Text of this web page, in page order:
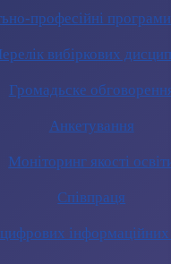
професійні
вибіркових
Громадьске
Анкетування
Моніторинг якості
Співпраця
інформаційних